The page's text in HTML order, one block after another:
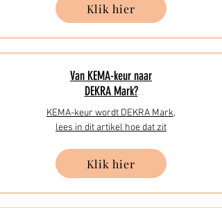
Klik hier
Van KEMA-keur naar
DEKRA Mark?
KEMA-keur wordt DEKRA Mark,
lees in dit artikel hoe dat zit
Klik hier